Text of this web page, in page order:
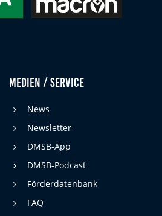
Medien / Service
News
Newsletter
DMSB-App
DMSB-Podcast
Förderdatenbank
FAQ